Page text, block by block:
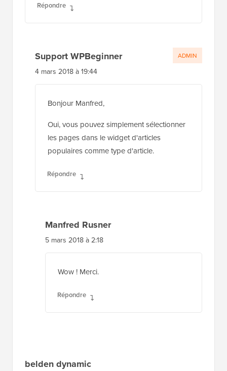
Répondre
Support WPBeginner
4 mars 2018 à 19:44
Bonjour Manfred,
Oui, vous pouvez simplement sélectionner
les pages dans le widget d'articles
populaires comme type d'article.
Répondre
ADMIN
Manfred Rusner
5 mars 2018 à 2:18
Wow ! Merci.
Répondre
belden dynamic